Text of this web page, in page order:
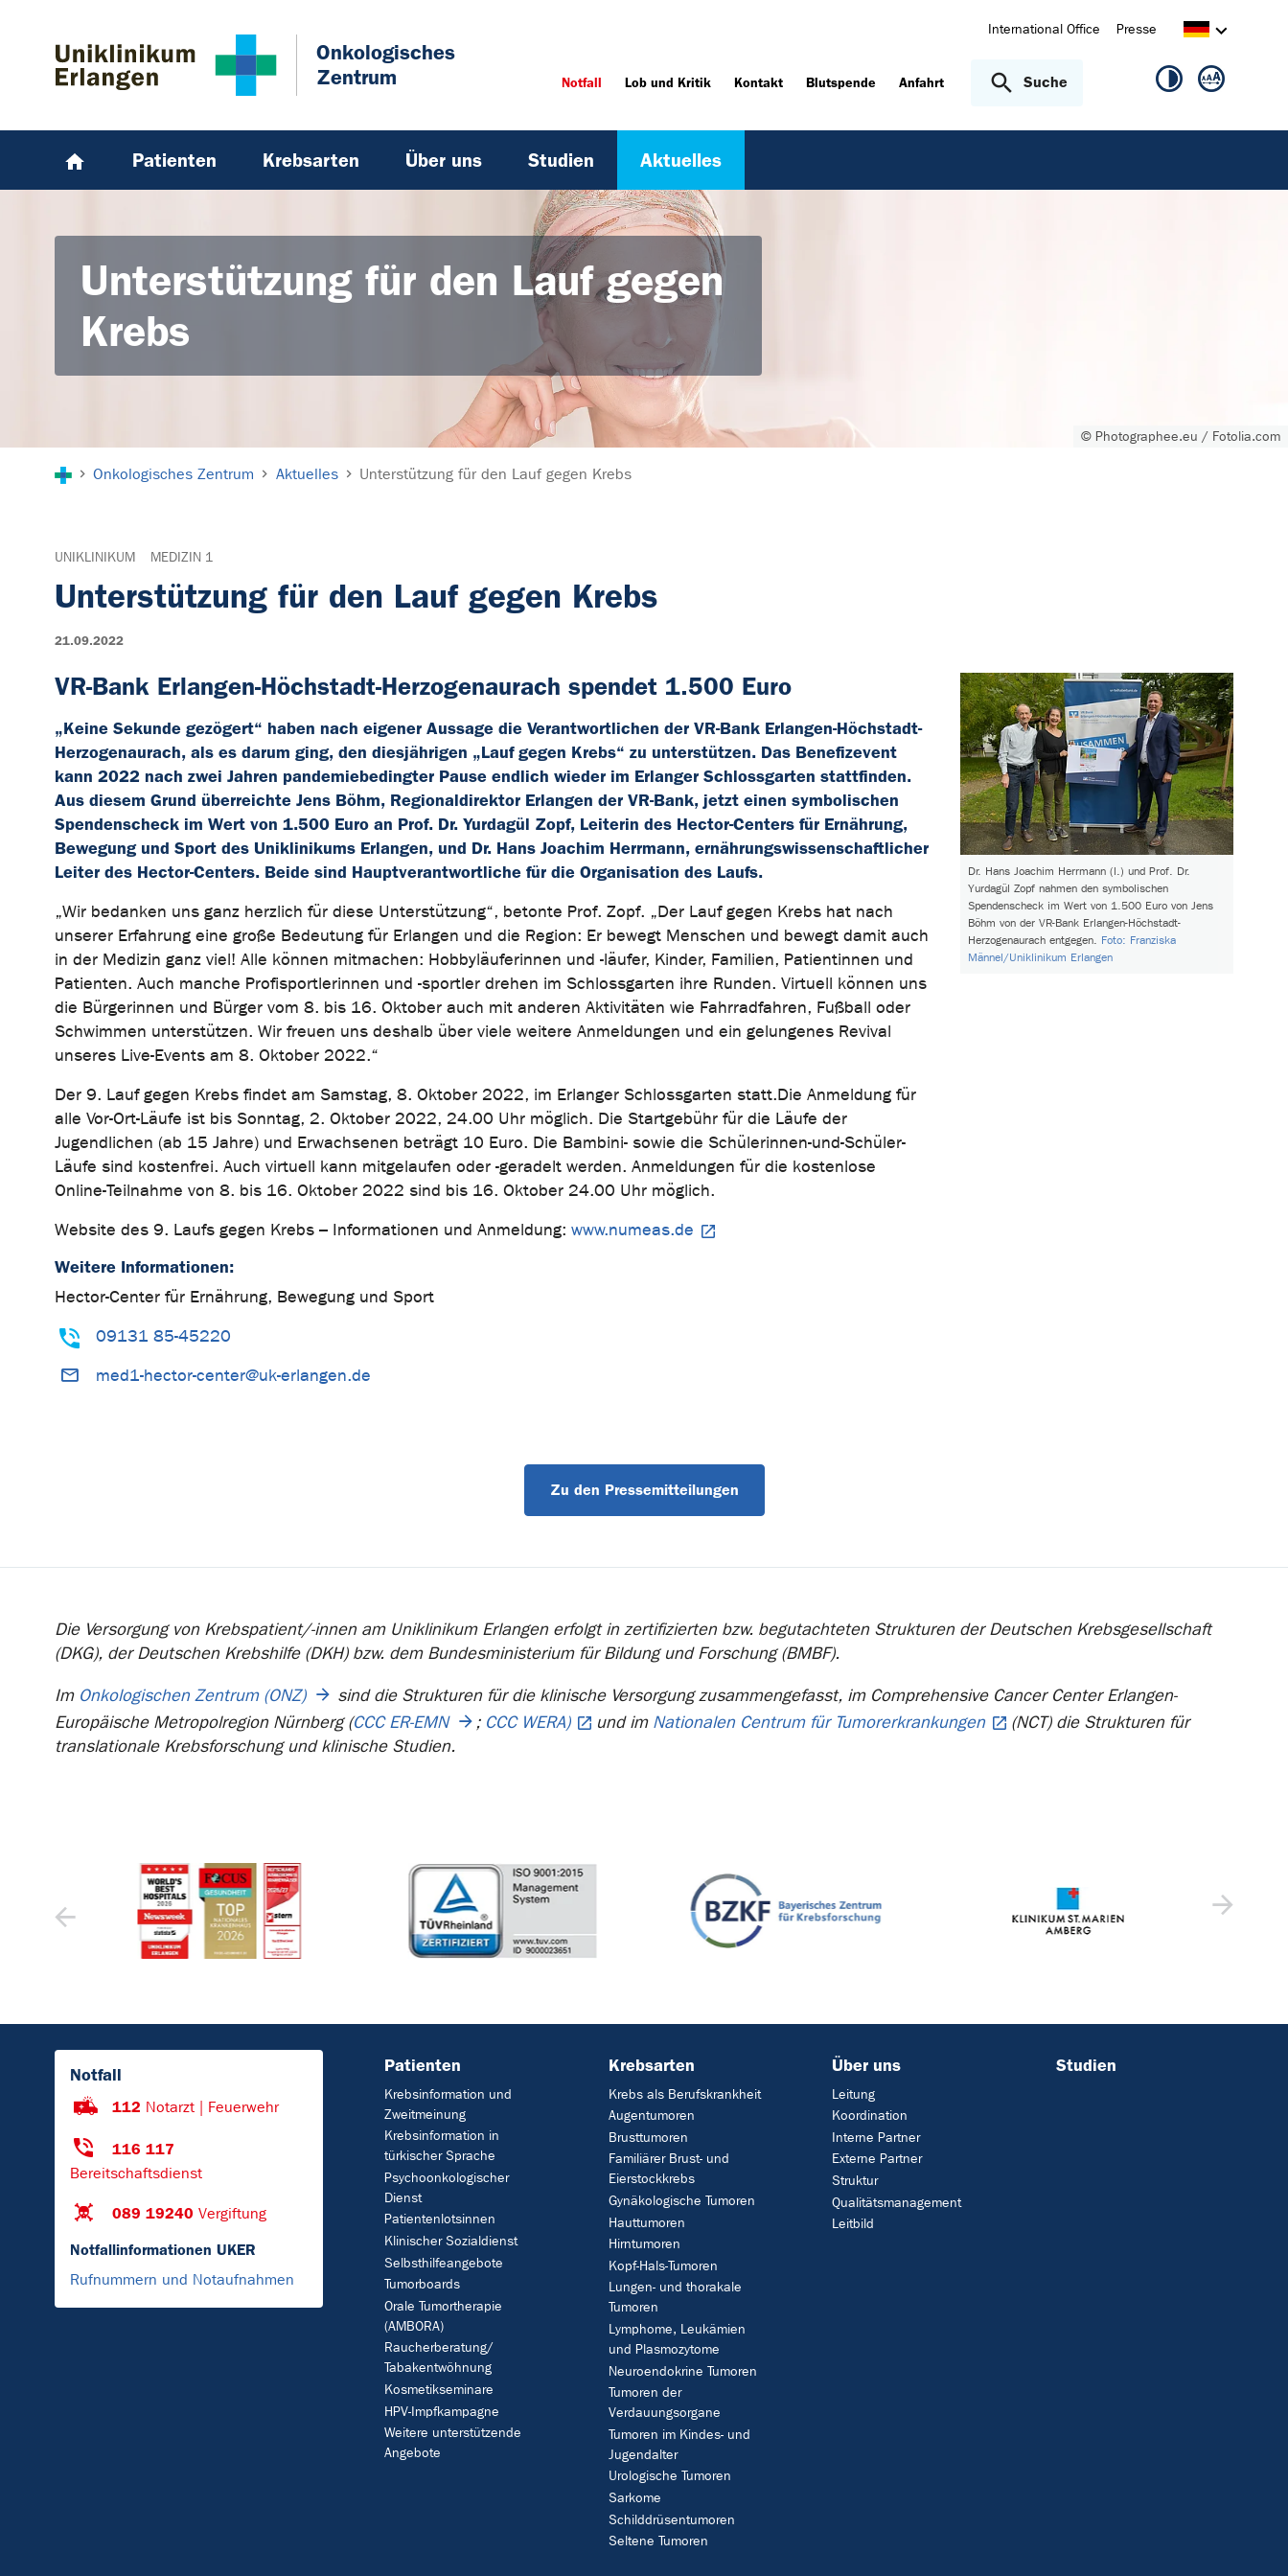
Onkologisches
Zentrum
International Office Presse
Notfall Lob und Kritik Kontakt Blutspende Anfahrt Suche
Patienten Krebsarten Über uns Studien Aktuelles
© Photographee.eu / Fotolia.com
Unterstützung für den Lauf gegen
Krebs
Onkologisches Zentrum Aktuelles Unterstützung für den Lauf gegen Krebs
UNIKLINIKUM MEDIZIN 1
Unterstützung für den Lauf gegen Krebs
21.09.2022
VR-Bank Erlangen-Höchstadt-Herzogenaurach spendet 1.500 Euro
„Keine Sekunde gezögert“ haben nach eigener Aussage die Verantwortlichen der VR-Bank Erlangen-Höchstadt-
Herzogenaurach, als es darum ging, den diesjährigen „Lauf gegen Krebs“ zu unterstützen. Das Benefizevent
kann 2022 nach zwei Jahren pandemiebedingter Pause endlich wieder im Erlanger Schlossgarten stattfinden.
Aus diesem Grund überreichte Jens Böhm, Regionaldirektor Erlangen der VR-Bank, jetzt einen symbolischen
Spendenscheck im Wert von 1.500 Euro an Prof. Dr. Yurdagül Zopf, Leiterin des Hector-Centers für Ernährung,
Bewegung und Sport des Uniklinikums Erlangen, und Dr. Hans Joachim Herrmann, ernährungswissenschaftlicher
Leiter des Hector-Centers. Beide sind Hauptverantwortliche für die Organisation des Laufs.
„Wir bedanken uns ganz herzlich für diese Unterstützung“, betonte Prof. Zopf. „Der Lauf gegen Krebs hat nach
unserer Erfahrung eine große Bedeutung für Erlangen und die Region: Er bewegt Menschen und bewegt damit auch
in der Medizin ganz viel! Alle können mitmachen: Hobbyläuferinnen und -läufer, Kinder, Familien, Patientinnen und
Patienten. Auch manche Profisportlerinnen und -sportler drehen im Schlossgarten ihre Runden. Virtuell können uns
die Bürgerinnen und Bürger vom 8. bis 16. Oktober auch mit anderen Aktivitäten wie Fahrradfahren, Fußball oder
Schwimmen unterstützen. Wir freuen uns deshalb über viele weitere Anmeldungen und ein gelungenes Revival
unseres Live-Events am 8. Oktober 2022.“
Der 9. Lauf gegen Krebs findet am Samstag, 8. Oktober 2022, im Erlanger Schlossgarten statt.Die Anmeldung für
alle Vor-Ort-Läufe ist bis Sonntag, 2. Oktober 2022, 24.00 Uhr möglich. Die Startgebühr für die Läufe der
Jugendlichen (ab 15 Jahre) und Erwachsenen beträgt 10 Euro. Die Bambini- sowie die Schülerinnen-und-Schüler-
Läufe sind kostenfrei. Auch virtuell kann mitgelaufen oder -geradelt werden. Anmeldungen für die kostenlose
Online-Teilnahme von 8. bis 16. Oktober 2022 sind bis 16. Oktober 24.00 Uhr möglich.
Website des 9. Laufs gegen Krebs – Informationen und Anmeldung: www.numeas.de
Weitere Informationen:
Hector-Center für Ernährung, Bewegung und Sport
09131 85-45220
med1-hector-center@uk-erlangen.de
Dr. Hans Joachim Herrmann (l.) und Prof. Dr.
Yurdagül Zopf nahmen den symbolischen
Spendenscheck im Wert von 1.500 Euro von Jens
Böhm von der VR-Bank Erlangen-Höchstadt-
Herzogenaurach entgegen. Foto: Franziska
Männel/Uniklinikum Erlangen
Zu den Pressemitteilungen
Die Versorgung von Krebspatient/-innen am Uniklinikum Erlangen erfolgt in zertifizierten bzw. begutachteten Strukturen der Deutschen Krebsgesellschaft
(DKG), der Deutschen Krebshilfe (DKH) bzw. dem Bundesministerium für Bildung und Forschung (BMBF).
Im Onkologischen Zentrum (ONZ)
sind die Strukturen für die klinische Versorgung zusammengefasst, im Comprehensive Cancer Center Erlangen-
Europäische Metropolregion Nürnberg (CCC ER-EMN ; CCC WERA) und im Nationalen Centrum für Tumorerkrankungen
(NCT) die Strukturen für
translationale Krebsforschung und klinische Studien.
Notfall
112 Notarzt | Feuerwehr
116 117
Bereitschaftsdienst
089 19240 Vergiftung
Notfallinformationen UKER
Rufnummern und Notaufnahmen
Patienten
Krebsinformation und
Zweitmeinung
Krebsinformation in
türkischer Sprache
Psychoonkologischer
Dienst
Patientenlotsinnen
Klinischer Sozialdienst
Selbsthilfeangebote
Tumorboards
Orale Tumortherapie
(AMBORA)
Raucherberatung/
Tabakentwöhnung
Kosmetikseminare
HPV-Impfkampagne
Weitere unterstützende
Angebote
Krebsarten
Krebs als Berufskrankheit
Augentumoren
Brusttumoren
Familiärer Brust- und
Eierstockkrebs
Gynäkologische Tumoren
Hauttumoren
Hirntumoren
Kopf-Hals-Tumoren
Lungen- und thorakale
Tumoren
Lymphome, Leukämien
und Plasmozytome
Neuroendokrine Tumoren
Tumoren der
Verdauungsorgane
Tumoren im Kindes- und
Jugendalter
Urologische Tumoren
Sarkome
Schilddrüsentumoren
Seltene Tumoren
Über uns
Leitung
Koordination
Interne Partner
Externe Partner
Struktur
Qualitätsmanagement
Leitbild
Studien